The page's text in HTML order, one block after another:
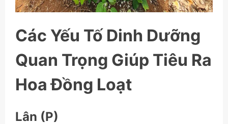
Các Yếu Tố Dinh Dưỡng
Quan Trọng Giúp Tiêu Ra
Hoa Đồng Loạt
Lân (P)